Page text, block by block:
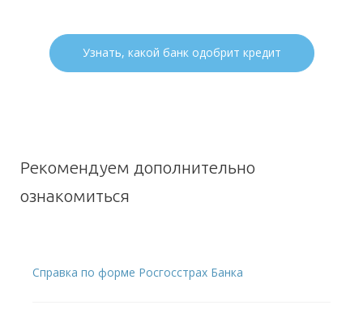
Узнать, какой банк одобрит кредит
Рекомендуем дополнительно
ознакомиться
Справка по форме Росгосстрах Банка